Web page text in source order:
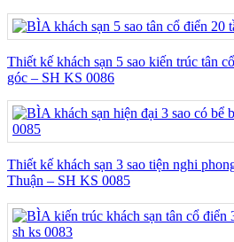
Thiết kế khách sạn 5 sao kiến trúc tân
góc – SH KS 0086
Thiết kế khách sạn 3 sao tiện nghi
Thuận – SH KS 0085